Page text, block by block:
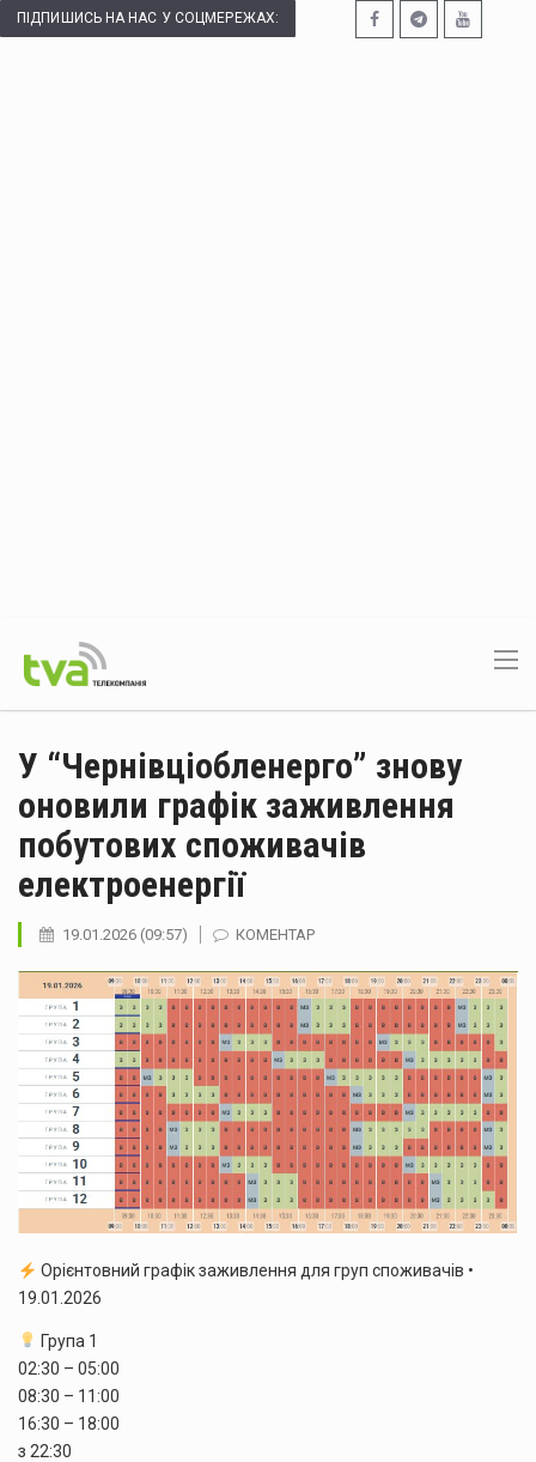
ПІДПИШИСЬ НА НАС У СОЦМЕРЕЖАХ:
У “Чернівціобленерго” знову
оновили графік заживлення
побутових споживачів
електроенергії
19.01.2026 (09:57) КОМЕНТАР
Орієнтовний графік заживлення для груп споживачів •
19.01.2026
Група 1
02:30 – 05:00
08:30 – 11:00
16:30 – 18:00
з 22:30